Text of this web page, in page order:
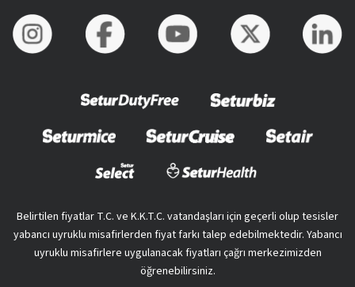
Belirtilen fiyatlar T.C. ve K.K.T.C. vatandaşları için geçerli olup tesisler
yabancı uyruklu misafirlerden fiyat farkı talep edebilmektedir. Yabancı
uyruklu misafirlere uygulanacak fiyatları çağrı merkezimizden
öğrenebilirsiniz.